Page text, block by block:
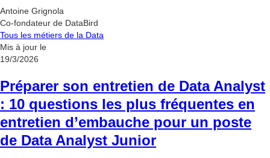
Antoine Grignola
Co-fondateur de DataBird
Tous les métiers de la Data
Mis à jour le
19/3/2026
Préparer son entretien de Data Analyst
: 10 questions les plus fréquentes en
entretien d’embauche pour un poste
de Data Analyst Junior